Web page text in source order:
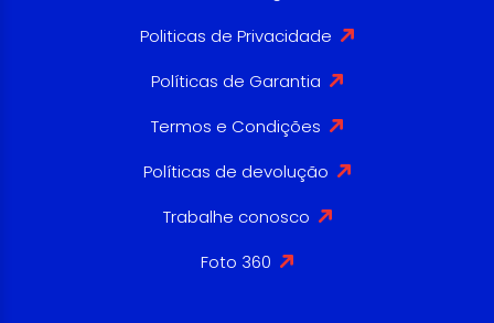
Politicas de Privacidade
Políticas de Garantia
Termos e Condições
Políticas de devolução
Trabalhe conosco
Foto 360